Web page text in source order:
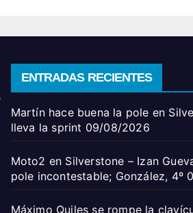
ENTRADAS RECIENTES
Martín hace buena la pole en
lleva la sprint 09/08/2026
Moto2 en Silverstone – Izan
pole incontestable; González, 4º
Máximo Quiles se rompe la